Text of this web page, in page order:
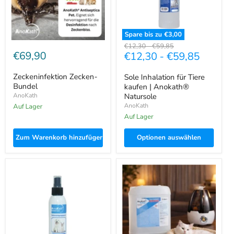
€69,90
Zeckeninfektion Zecken-
Bundel
AnoKath
Auf Lager
Zum Warenkorb hinzufügen
Spare bis zu €3,00
Ursprünglicher
Preis
€12,30-Ursprünglicher
Preis
€59,85
€12,30 - €59,85
Sole Inhalation für Tiere
kaufen | Anokath®
Natursole
AnoKath
Auf Lager
Optionen auswählen
Katzenurin
Geruch
entfernen
–
AnoKath®
Medical
für
Raum